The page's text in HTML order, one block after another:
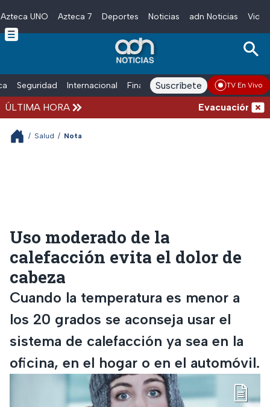
Skip to main content
Azteca UNO Azteca 7 Deportes Noticias adn Noticias
Seguridad Internacional Finanzas adn Noticias Radio
Suscríbete TV En Vivo
ÚLTIMA HORA Evacuación en
/ Salud / Nota
Uso moderado de la
calefacción evita el dolor de
cabeza
Cuando la temperatura es menor a
los 20 grados se aconseja usar el
sistema de calefacción ya sea en la
oficina, en el hogar o en el automóvil.